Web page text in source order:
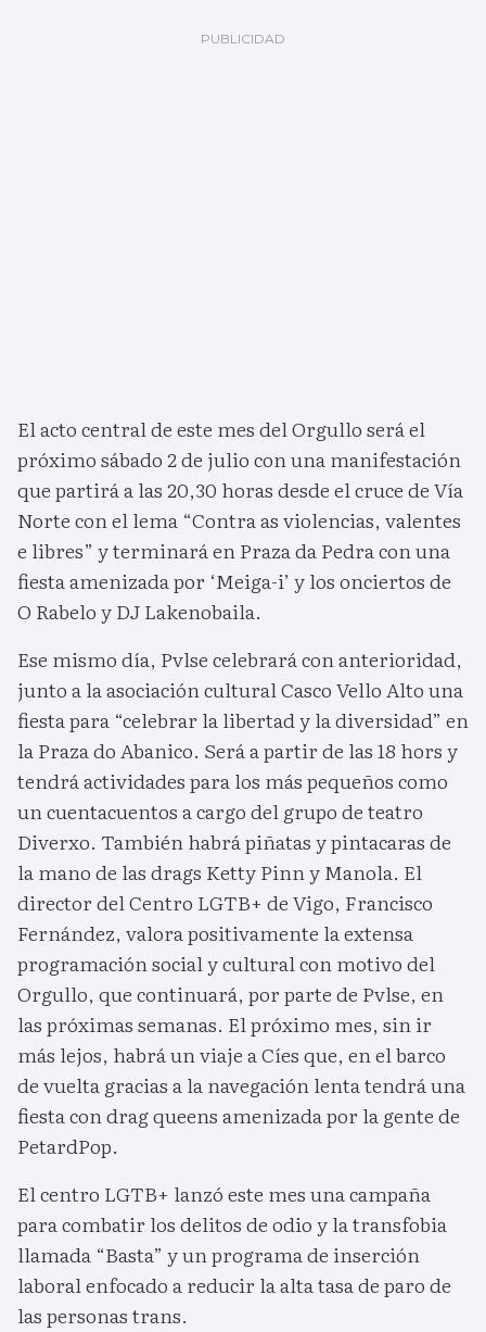
El acto central de este mes del Orgullo será el
próximo sábado 2 de julio con una manifestación
que partirá a las 20,30 horas desde el cruce de Vía
Norte con el lema “Contra as violencias, valentes
e libres” y terminará en Praza da Pedra con una
fiesta amenizada por ‘Meiga-i’ y los onciertos de
O Rabelo y DJ Lakenobaila.
Ese mismo día, Pvlse celebrará con anterioridad,
junto a la asociación cultural Casco Vello Alto una
fiesta para “celebrar la libertad y la diversidad” en
la Praza do Abanico. Será a partir de las 18 hors y
tendrá actividades para los más pequeños como
un cuentacuentos a cargo del grupo de teatro
Diverxo. También habrá piñatas y pintacaras de
la mano de las drags Ketty Pinn y Manola. El
director del Centro LGTB+ de Vigo, Francisco
Fernández, valora positivamente la extensa
programación social y cultural con motivo del
Orgullo, que continuará, por parte de Pvlse, en
las próximas semanas. El próximo mes, sin ir
más lejos, habrá un viaje a Cíes que, en el barco
de vuelta gracias a la navegación lenta tendrá una
fiesta con drag queens amenizada por la gente de
PetardPop.
El centro LGTB+ lanzó este mes una campaña
para combatir los delitos de odio y la transfobia
llamada “Basta” y un programa de inserción
laboral enfocado a reducir la alta tasa de paro de
las personas trans.